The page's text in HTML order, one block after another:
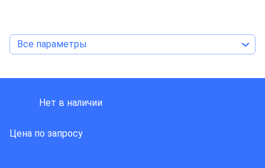
Все параметры
Нет в наличии
Цена по запросу